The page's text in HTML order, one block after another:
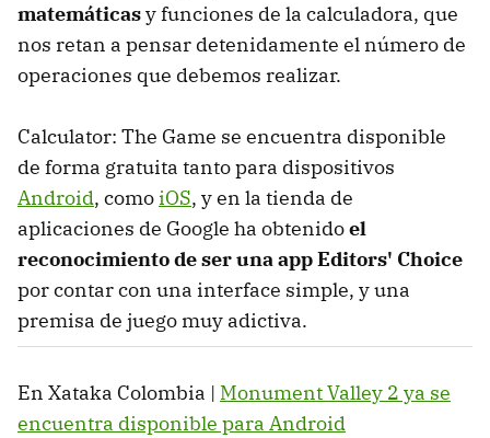
matemáticasy funciones de la calculadora, que
nos retan a pensar detenidamente el número de
operaciones que debemos realizar.
Calculator: The Game se encuentra disponible
de forma gratuita tanto para dispositivos
Android, comoiOS, y en la tienda de
aplicaciones de Google ha obtenidoel
reconocimiento de ser una app Editors' Choice
por contar con una interface simple, y una
premisa de juego muy adictiva.
En Xataka Colombia | Monument Valley 2 ya se
encuentra disponible para Android